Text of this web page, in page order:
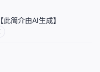
简介由AI生成】